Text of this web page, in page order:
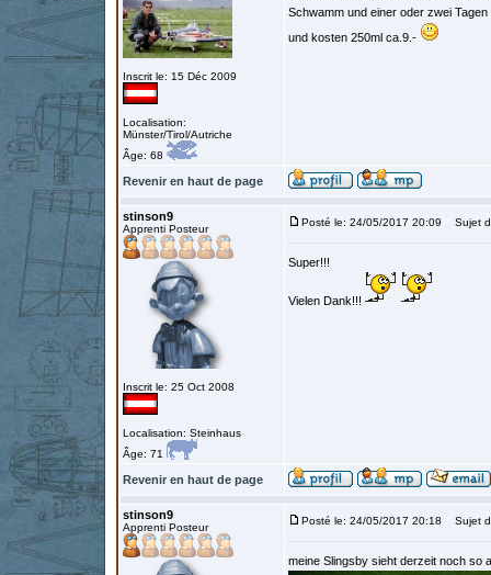
Inscrit le: 15 Déc 2009
Localisation:
Münster/Tirol/Autriche
Âge: 68
Schwamm und einer oder zwei
und kosten 250ml ca.9.-
Revenir en haut de page
stinson9
Apprenti Posteur
Inscrit le: 25 Oct 2008
Localisation: Steinhaus
Âge: 71
Posté le: 24/05/2017 20:09 Sujet
Super!!!
Vielen Dank!!!
Revenir en haut de page
stinson9
Apprenti Posteur
Posté le: 24/05/2017 20:18 Sujet
meine Slingsby sieht derzeit noch so